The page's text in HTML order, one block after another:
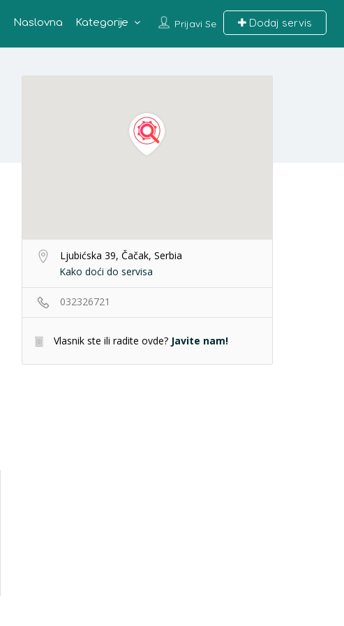
Prijavi Se Dodaj servis
Naslovna Kategorije
Ljubićska 39, Čačak, Serbia
Kako doći do servisa
032326721
Vlasnik ste ili radite ovde? Javite nam!